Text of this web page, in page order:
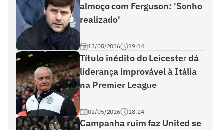
almoço com Ferguson: 'Sonho
realizado'
13/05/2016 19:14
Título inédito do Leicester dá
liderança improvável à Itália
na Premier League
02/05/2016 18:24
Campanha ruim faz United se